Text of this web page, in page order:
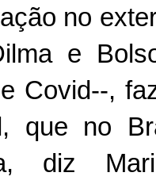
no
e
Covid--,
que no
diz